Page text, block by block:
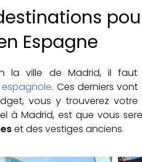
Espagne
la ville de Madrid, il
. Ces derniers
vous y trouverez votre
à Madrid, est que vous
et des vestiges anciens.